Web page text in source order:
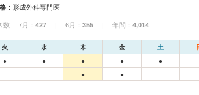
： 形成外科専門医
数 7月： 427 | 6月： 355 | 年間： 4,014
火 水 木 金 土
● ● ● ● ●
● ●